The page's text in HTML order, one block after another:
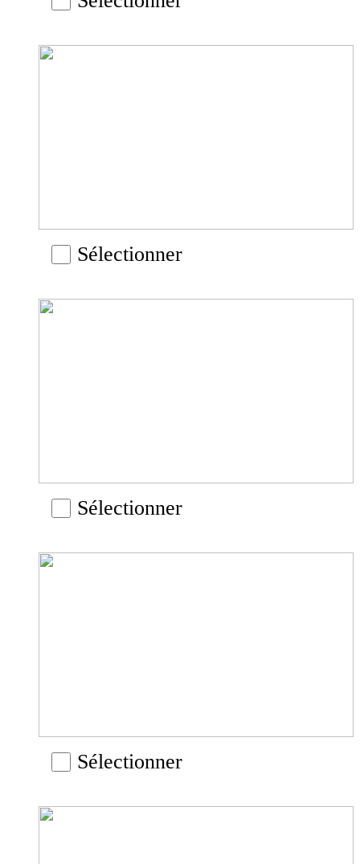
Sélectionner
Sélectionner
Sélectionner